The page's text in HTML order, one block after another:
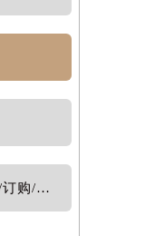
江诗丹顿手表表带更换/订购/定制